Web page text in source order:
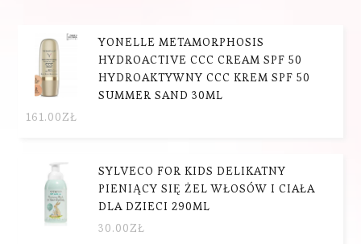
YONELLE METAMORPHOSIS
HYDROACTIVE CCC CREAM SPF 50
HYDROAKTYWNY CCC KREM SPF 50
SUMMER SAND 30ML
161.00ZŁ
SYLVECO FOR KIDS DELIKATNY
PIENIĄCY SIĘ ŻEL WŁOSÓW I CIAŁA
DLA DZIECI 290ML
30.00ZŁ